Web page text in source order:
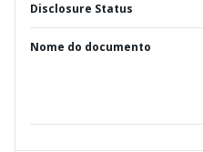
Disclosure Status
Nome do documento